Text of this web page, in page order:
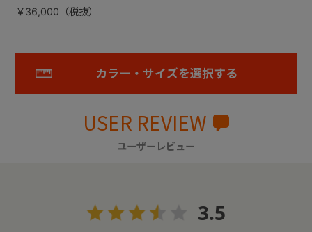
￥36,000（税抜）
カラー・サイズを選択する
USER REVIEW
ユーザーレビュー
3.5